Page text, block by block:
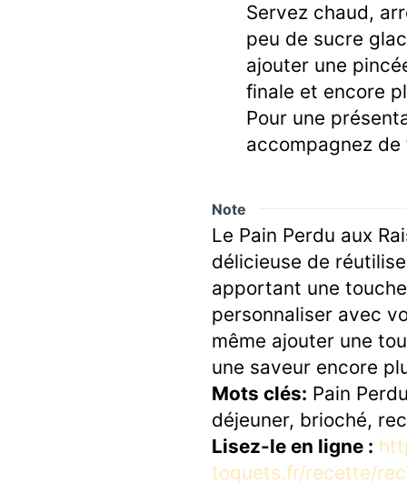
Servez chaud,
peu de sucre
ajouter une
finale et encore
Pour une
accompagnez
Note
Le Pain Perdu aux
délicieuse de
apportant une
personnaliser avec
même ajouter une
une saveur encore
Mots clés: Pain
déjeuner, brioché,
Lisez-le en ligne :
toquets.fr/recette/